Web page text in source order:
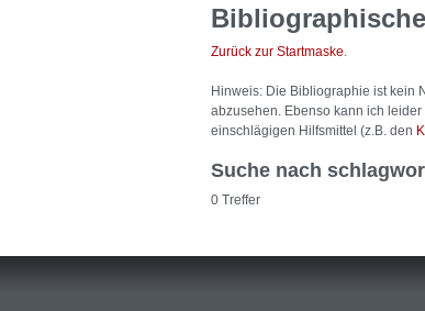
Zurück zur Startmaske.
Hinweis: Die Bibliographie ist kein
abzusehen. Ebenso kann ich
einschlägigen Hilfsmittel (z.B. den
Suche nach
0 Treffer